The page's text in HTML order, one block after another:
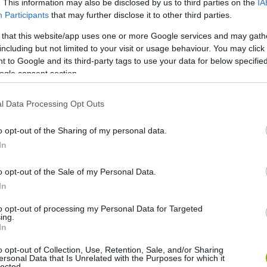
This information may also be disclosed by us to third parties on the
Participants that may further disclose it to other third parties.
that this website/app uses one or more Google services and may
but not limited to your visit or usage behaviour. You may
to Google and its third-party tags to use your data for below
consent section.
Data Processing Opt Outs
opt-out of the Sharing of my personal data.
opt-out of the Sale of my Personal Data.
opt-out of processing my Personal Data for Targeted
opt-out of Collection, Use, Retention, Sale, and/or Sharing
Data that Is Unrelated with the Purposes for which it
Pictures
és a színháznak szentelte, a világhír mégis csak “A
meg 1993-ban. Az arrogáns, mégis vérprofi
a borzasztó gyenge folytatást most inkább ne